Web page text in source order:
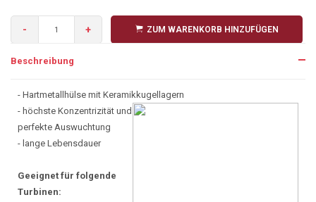
- + ZUM WARENKORB HINZUFÜGEN
Beschreibung
- Hartmetallhülse mit Keramikkugellagern
- höchste Konzentrizität und
perfekte Auswuchtung
- lange Lebensdauer
Geeignet für folgende
Turbinen: